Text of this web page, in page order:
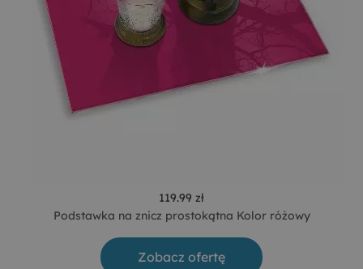
119.99 zł
Podstawka na znicz prostokątna Kolor różowy
Zobacz ofertę